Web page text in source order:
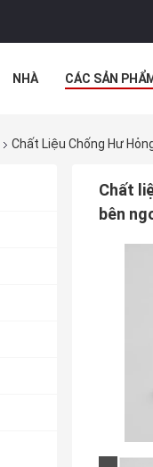
NHÀ CÁC SẢN PHẨM
Chất Liệu Chống Hư
Chất
bên